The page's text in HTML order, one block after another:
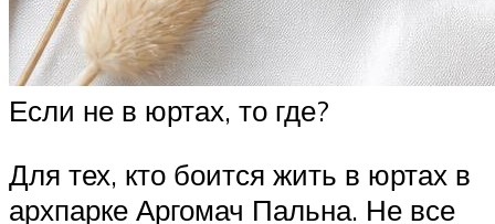
Если не в юртах, то где?
Для тех, кто боится жить в юртах в
архпарке Аргомач Пальна. Не все